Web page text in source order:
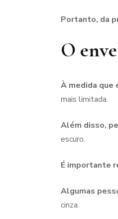
Portanto, da
O
À medida que
mais limitada.
Além disso,
escuro.
É importante
Algumas
cinza.